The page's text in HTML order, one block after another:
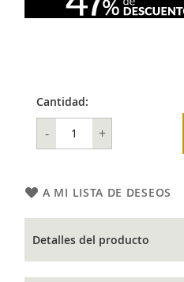
Cantidad:
- +
A MI LISTA DE DESEOS
Detalles del producto